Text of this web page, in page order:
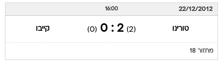
22/12/2012
16:00
טורינו (2)
2 : 0
(0) קייבו
מחזור 18